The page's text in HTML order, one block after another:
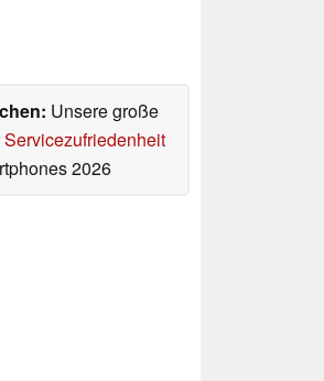
Unsere große
Servicezufriedenheit
2026